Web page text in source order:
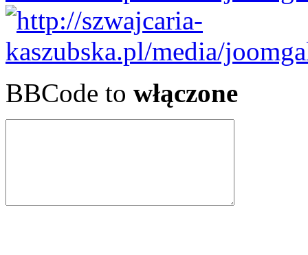
BBCode to włączone